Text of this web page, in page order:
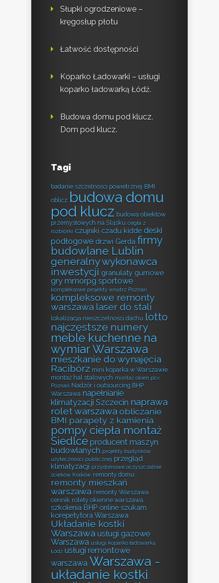
Słupki ogrodzeniowe –
kręgosłup płotu
Łatwość dostępności
Koparko Ładowarki – usługi
koparko ładowarką Łódź.
Budowa domu pod klucz.
Dom pod klucz.
Tagi
badanie szczelności powietrznej BMI
oblicz budowa domu
pod klucz budowa obiektów
przemysłowych na Śląsku cegła z
rozbiórki czujniki czadu kidde deski
podłogowe drzwi Gerda firmy
budowlane Lublin
generalny wykonawca
inwestycji granulaty gumowe
gry mmorpg sportowe
kompleksowe projekty wnętrz Poznań
kompleksowe remonty
warszawa laser do stali
lokalizacja nieszczelności dachu lotto
najczęstsze numery
meble kuchenne na
wymiar Warszawa
mieszkanie do wynajęcia
Racibórz mini koparka w Warszawie
montaż hal stalowych montaż okien pcv
Poznań Nadzór i outsourcing BHP
Warszawa napełnianie
klimatyzacji Szczecin naprawa
rolet warszawa obliczanie
BMI parapety z kamienia
pompy ciepła montaż
Siedlce producent maszyn
budowlanych projekty budynków
użyteczności publicznej przegląd
klimatyzacji przydomowe oczyszczalnie
ścieków Kraków remonty domu
remonty mieszkań
warszawa remonty Warszawa
cennik rolety okienne warszawa
szkolenia BHP online szukam
korepetytora Warszawa
Układanie kostki
Warszawa usługi gazowe
Warszawa usługi koparko ładowarką
Łódź usługi remontowe
warszawa Warszawa -
układanie kostki